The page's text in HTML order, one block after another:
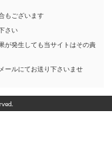
もございます
さい
が発生しても当サイトはその責
ールにてお送り下さいませ